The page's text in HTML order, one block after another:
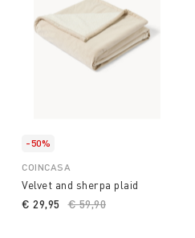
-50%
COINCASA
Velvet and sherpa plaid
Price reduced from
€ 59,90
€ 29,95